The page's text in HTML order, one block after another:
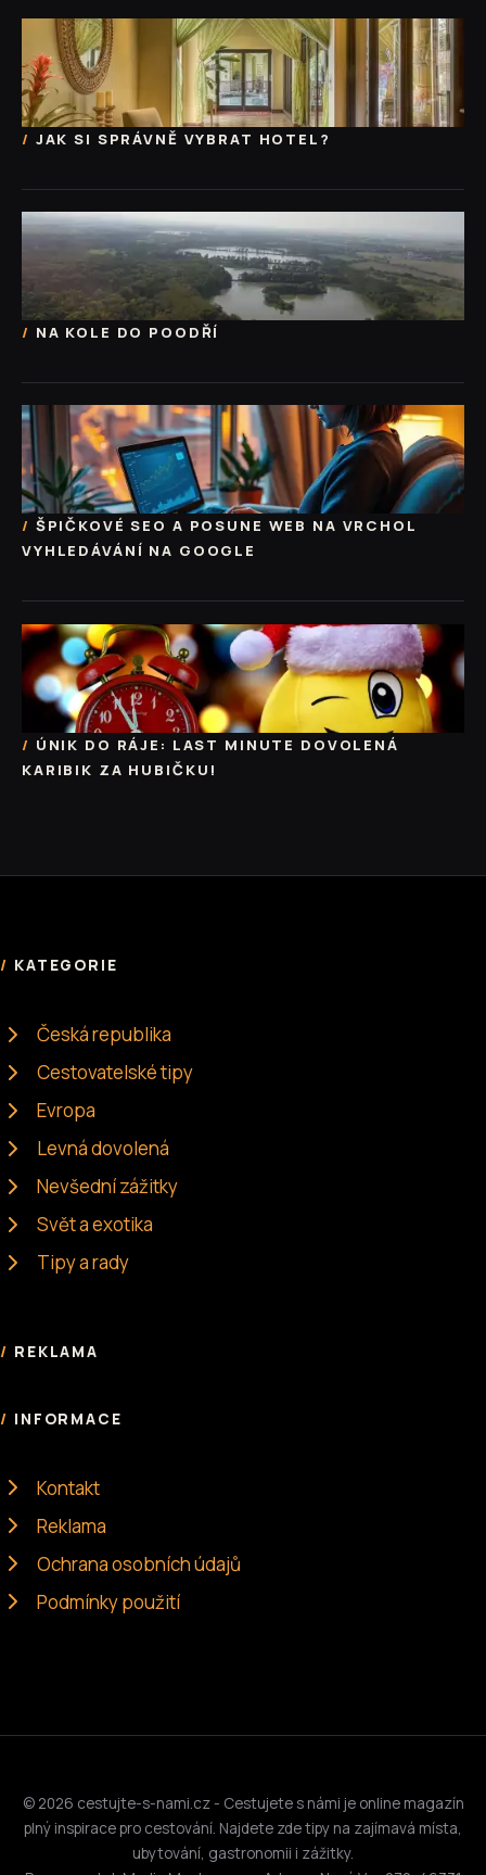
JAK SI SPRÁVNĚ VYBRAT HOTEL?
NA KOLE DO POODŘÍ
ŠPIČKOVÉ SEO A POSUNE WEB NA VRCHOL
VYHLEDÁVÁNÍ NA GOOGLE
ÚNIK DO RÁJE: LAST MINUTE DOVOLENÁ
KARIBIK ZA HUBIČKU!
KATEGORIE
Česká republika
Cestovatelské tipy
Evropa
Levná dovolená
Nevšední zážitky
Svět a exotika
Tipy a rady
REKLAMA
INFORMACE
Kontakt
Reklama
Ochrana osobních údajů
Podmínky použití
© 2026 cestujte-s-nami.cz - Cestujete s námi je online magazín
plný inspirace pro cestování. Najdete zde tipy na zajímavá místa,
ubytování, gastronomii i zážitky.